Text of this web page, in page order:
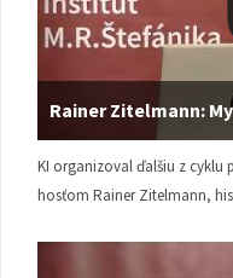
Rainer Zitelmann:
KI organizoval ďalšiu z cyklu
hosťom Rainer Zitelmann,